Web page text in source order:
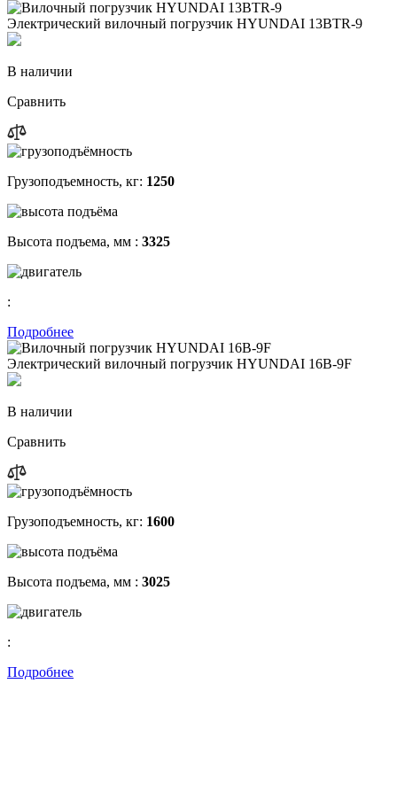
Электрический вилочный погрузчик HYUNDAI 13BTR-9
В наличии
Сравнить
Грузоподъемность, кг: 1250
Высота подъема, мм : 3325
:
Подробнее
Электрический вилочный погрузчик HYUNDAI 16B-9F
В наличии
Сравнить
Грузоподъемность, кг: 1600
Высота подъема, мм : 3025
:
Подробнее